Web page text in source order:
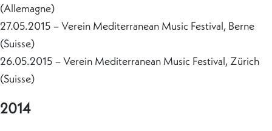
(Allemagne)
27.05.2015 – Verein Mediterranean Music Festival, Berne
(Suisse)
26.05.2015 – Verein Mediterranean Music Festival, Zürich
(Suisse)
2014